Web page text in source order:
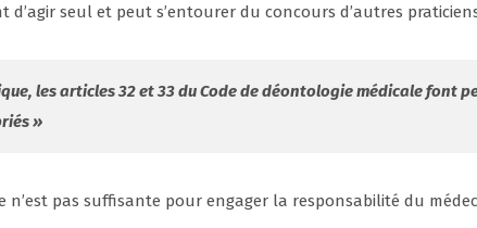
d’agir seul et peut s’entourer du concours d’autres
les articles 32 et 33 du Code de déontologie médicale font
»
pas suffisante pour engager la responsabilité du